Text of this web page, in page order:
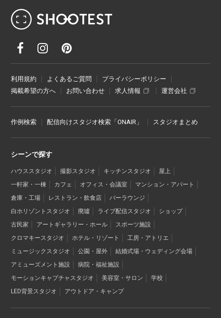
利用規約 よくあるご質問
プライバシーポリシー
掲載希望の方へ
お問い合わせ 求人情報 運営会社
作例検索 配信向けスタジオ検索「ONAIR」 スタジオまとめ
シーンで探す
ハウススタジオ 撮影スタジオ キッチンスタジオ
屋上
一軒家・一棟
カフェ オフィス・会議室
マンション・アパート
倉庫・工場
レストラン・飲食店
バーラウンジ
白ホリゾントスタジオ
廃墟 ライブ配信スタジオ
ショップ
古民家
アートギャラリー・ホール
スポーツ施設
クロマキースタジオ
ホテル・リゾート
工房・アトリエ
ミュージックスタジオ
公園・屋外
結婚式場・ウェディング会場
アミューズメント施設
病院・福祉施設
モーションキャプチャスタジオ
美容室・サロン
学校
LED背景スタジオ
アウトドア・キャンプ